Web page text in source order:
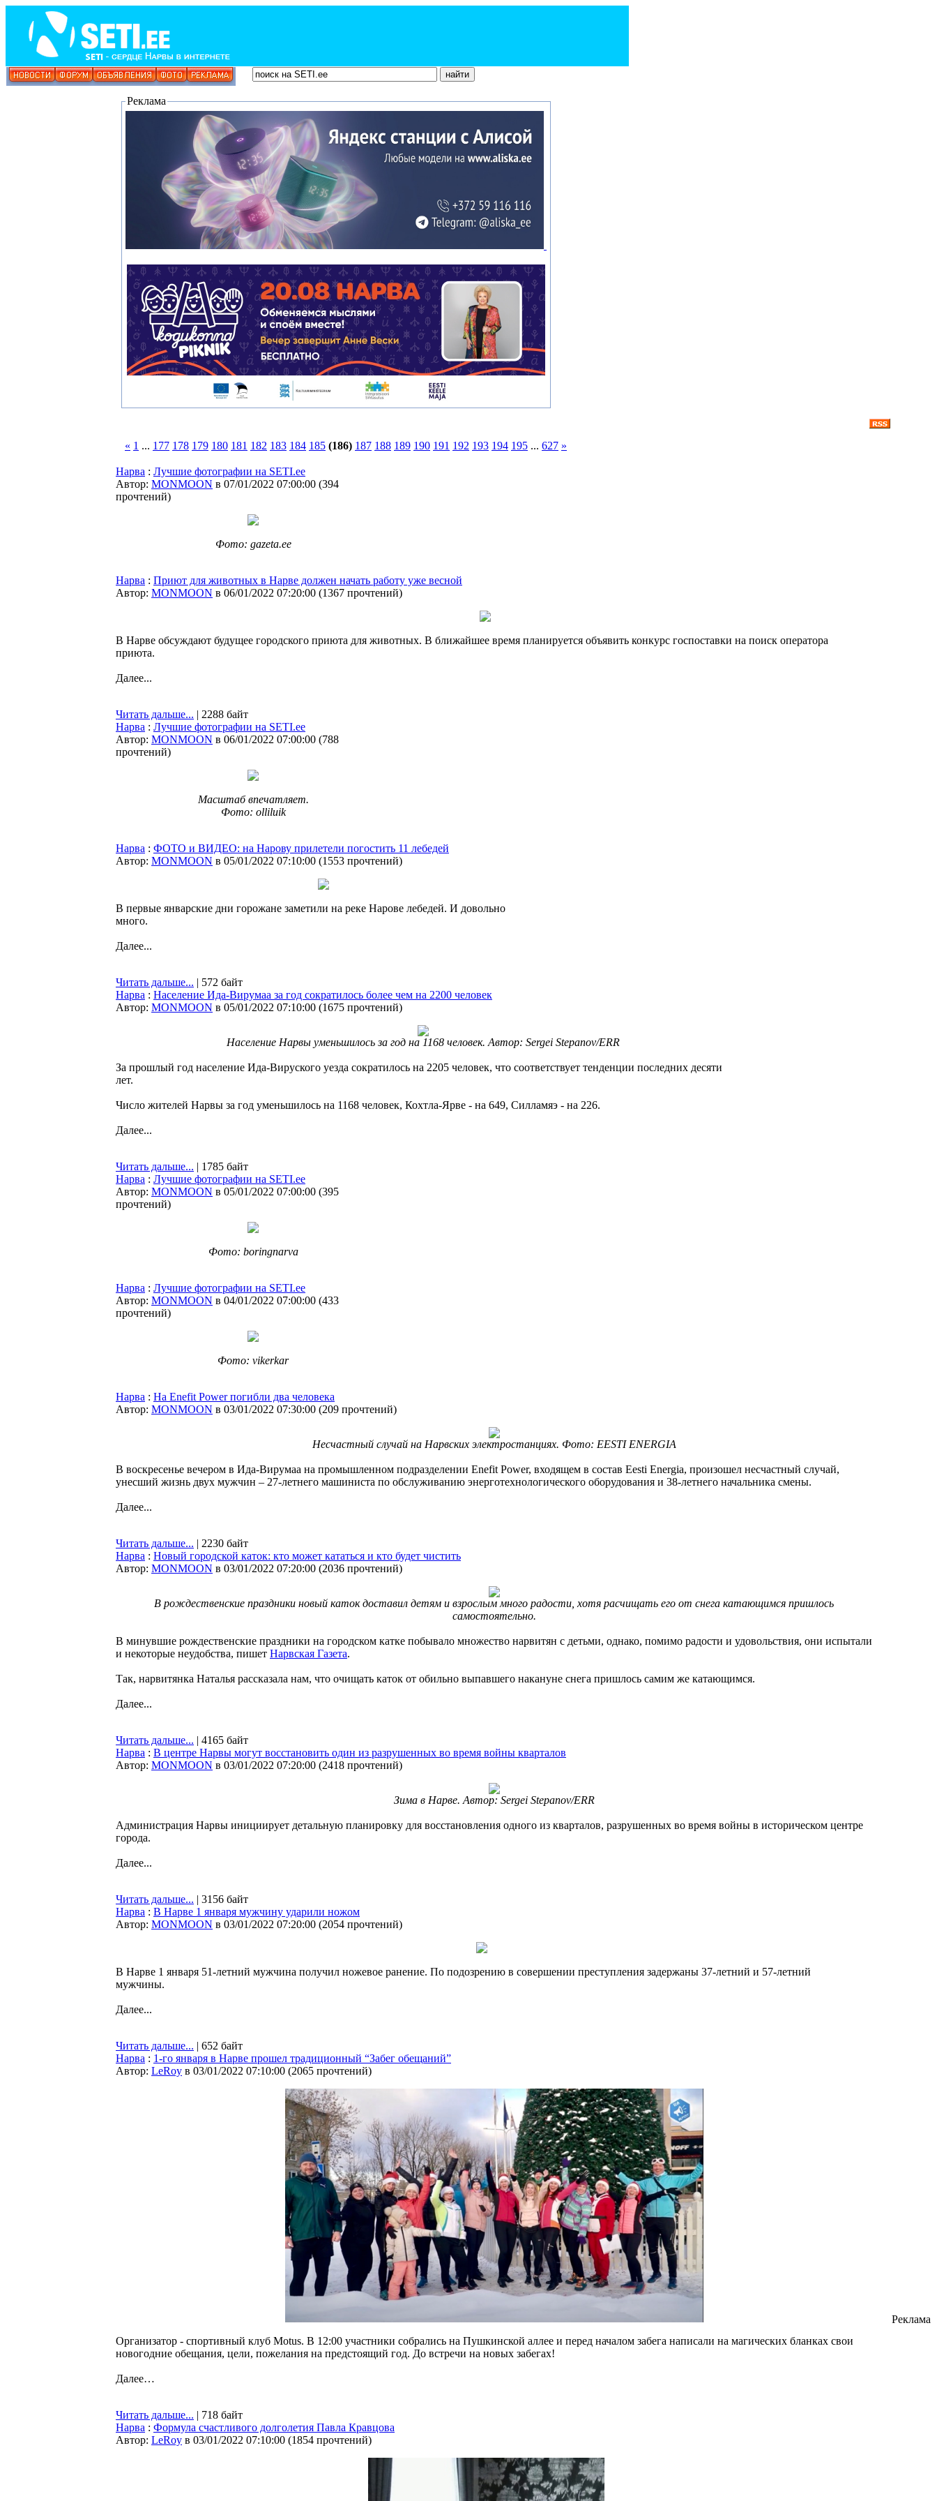
Реклама
« 1 ... 177 178 179 180 181 182 183 184 185 (186) 187 188 189 190 191 192 193 194 195 ... 627 »
Нарва : Лучшие фотографии на SETI.ee
Автор: MONMOON в 07/01/2022 07:00:00 (394
прочтений)
Фото: gazeta.ee
Нарва : Приют для животных в Нарве должен начать работу уже весной
Автор: MONMOON в 06/01/2022 07:20:00 (1367 прочтений)
В Нарве обсуждают будущее городского приюта для животных. В ближайшее время планируется объявить конкурс госпоставки на поиск оператора
приюта.
Далее...
Читать дальше... | 2288 байт
Нарва : Лучшие фотографии на SETI.ee
Автор: MONMOON в 06/01/2022 07:00:00 (788
прочтений)
Масштаб впечатляет.
Фото: olliluik
Нарва : ФОТО и ВИДЕО: на Нарову прилетели погостить 11 лебедей
Автор: MONMOON в 05/01/2022 07:10:00 (1553 прочтений)
В первые январские дни горожане заметили на реке Нарове лебедей. И довольно
много.
Далее...
Читать дальше... | 572 байт
Нарва : Население Ида-Вирумаа за год сократилось более чем на 2200 человек
Автор: MONMOON в 05/01/2022 07:10:00 (1675 прочтений)
Население Нарвы уменьшилось за год на 1168 человек. Автор: Sergei Stepanov/ERR
За прошлый год население Ида-Вируского уезда сократилось на 2205 человек, что соответствует тенденции последних десяти
лет.
Число жителей Нарвы за год уменьшилось на 1168 человек, Кохтла-Ярве - на 649, Силламяэ - на 226.
Далее...
Читать дальше... | 1785 байт
Нарва : Лучшие фотографии на SETI.ee
Автор: MONMOON в 05/01/2022 07:00:00 (395
прочтений)
Фото: boringnarva
Нарва : Лучшие фотографии на SETI.ee
Автор: MONMOON в 04/01/2022 07:00:00 (433
прочтений)
Фото: vikerkar
Нарва : На Enefit Power погибли два человека
Автор: MONMOON в 03/01/2022 07:30:00 (209 прочтений)
Несчастный случай на Нарвских электростанциях. Фото: EESTI ENERGIA
В воскресенье вечером в Ида-Вирумаа на промышленном подразделении Enefit Power, входящем в состав Eesti Energia, произошел несчастный случай,
унесший жизнь двух мужчин – 27-летнего машиниста по обслуживанию энерготехнологического оборудования и 38-летнего начальника смены.
Далее...
Читать дальше... | 2230 байт
Нарва : Новый городской каток: кто может кататься и кто будет чистить
Автор: MONMOON в 03/01/2022 07:20:00 (2036 прочтений)
В рождественские праздники новый каток доставил детям и взрослым много радости, хотя расчищать его от снега катающимся пришлось
самостоятельно.
В минувшие рождественские праздники на городском катке побывало множество нарвитян с детьми, однако, помимо радости и удовольствия, они испытали
и некоторые неудобства, пишет Нарвская Газета.
Так, нарвитянка Наталья рассказала нам, что очищать каток от обильно выпавшего накануне снега пришлось самим же катающимся.
Далее...
Читать дальше... | 4165 байт
Нарва : В центре Нарвы могут восстановить один из разрушенных во время войны кварталов
Автор: MONMOON в 03/01/2022 07:20:00 (2418 прочтений)
Зима в Нарве. Автор: Sergei Stepanov/ERR
Администрация Нарвы инициирует детальную планировку для восстановления одного из кварталов, разрушенных во время войны в историческом центре
города.
Далее...
Читать дальше... | 3156 байт
Нарва : В Нарве 1 января мужчину ударили ножом
Автор: MONMOON в 03/01/2022 07:20:00 (2054 прочтений)
В Нарве 1 января 51-летний мужчина получил ножевое ранение. По подозрению в совершении преступления задержаны 37-летний и 57-летний
мужчины.
Далее...
Читать дальше... | 652 байт
Нарва : 1-го января в Нарве прошел традиционный “Забег обещаний”
Автор: LeRoy в 03/01/2022 07:10:00 (2065 прочтений)
Организатор - спортивный клуб Motus. В 12:00 участники собрались на Пушкинской аллее и перед началом забега написали на магических бланках свои
новогодние обещания, цели, пожелания на предстоящий год. До встречи на новых забегах!
Далее…
Читать дальше... | 718 байт
Нарва : Формула счастливого долголетия Павла Кравцова
Автор: LeRoy в 03/01/2022 07:10:00 (1854 прочтений)
Реклама